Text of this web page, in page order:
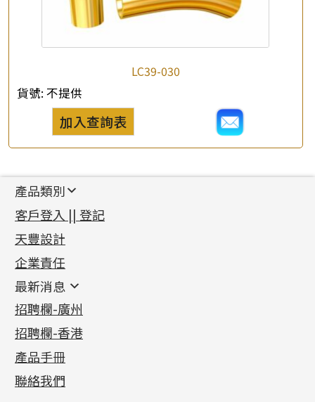
LC39-030
貨號: 不提供
加入查詢表
產品類別
新產品
足金系列
足金配件
機織鏈系列
珠仔鏈
镶口链
管狀網鏈
十字車花鏈系列
十字閃O鏈系列
十字錘打鏈系列
側身車花鏈系列
側身鏈系列
首飾配件
耳環類配件
卷迫系列
螺絲迫系列
梅花迫系列
平臺迫系列
綫拍系列
美拍系列
鏈類配件
動感車花吊墜
調節珠系列
生圈扣系列
龍蝦扣系列
鴨俐制系列
其他類配件
珠盤系列
袖口鈕系列
焊片及鐳射綫
空心車花管
珠類配件
無孔光身珠
空心光身珠
無孔批花珠
鑲口類
四爪頭系列
六爪頭系列
車花片
動感車花片
鑲口戒指
鑲口手鏈系列
首飾系列
手镯系列
戒指系列
空心耳環
空心车花管首饰链
空心手鐲系列
貴金屬原料
千足金
記憶金屬系列
記憶戒指
拉簧珠珠手鏈
記憶鈦手鐲
客戶登入 || 登記
天豐設計
企業責任
最新消息
最新消息
各項證書(2)
相片集(9)
展覽會資訊
最新產品資訊
招聘欄-廣州
招聘欄-香港
產品手冊
聯絡我們